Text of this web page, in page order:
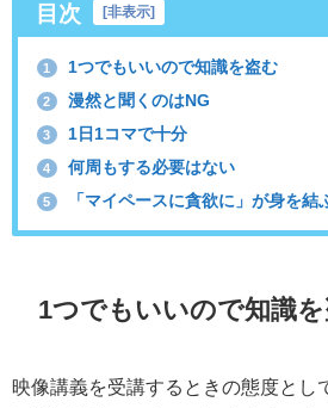
目次 [非表示]
1 1つでもいいので知識を盗む
2 漫然と聞くのはNG
3 1日1コマで十分
4 何周もする必要はない
5 「マイペースに貪欲に」が身を結
1つでもいいので知識
映像講義を受講するときの態度とし